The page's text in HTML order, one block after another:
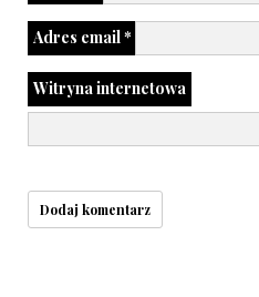
Adres email*
Witryna internetowa